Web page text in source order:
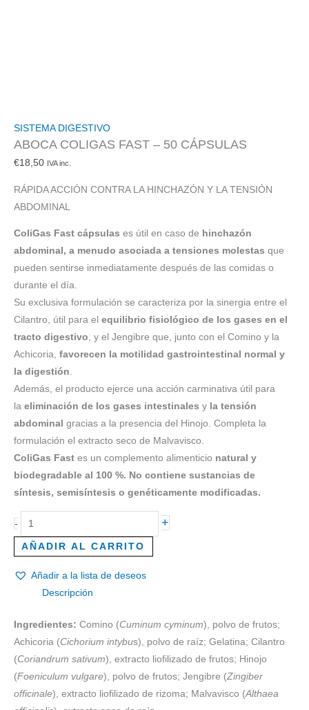
SISTEMA DIGESTIVO
ABOCA COLIGAS FAST – 50 CÁPSULAS
€18,50 IVA inc.
RÁPIDA ACCIÓN CONTRA LA HINCHAZÓN Y LA TENSIÓN
ABDOMINAL
ColiGas Fast cápsulas es útil en caso de hinchazón
abdominal, a menudo asociada a tensiones molestas que
pueden sentirse inmediatamente después de las comidas o
durante el día.
Su exclusiva formulación se caracteriza por la sinergia entre el
Cilantro, útil para el equilibrio fisiológico de los gases en el
tracto digestivo, y el Jengibre que, junto con el Comino y la
Achicoria, favorecen la motilidad gastrointestinal normal y
la digestión.
Además, el producto ejerce una acción carminativa útil para
la eliminación de los gases intestinales y la tensión
abdominal gracias a la presencia del Hinojo. Completa la
formulación el extracto seco de Malvavisco.
ColiGas Fast es un complemento alimenticio natural y
biodegradable al 100 %. No contiene sustancias de
síntesis, semisíntesis o genéticamente modificadas.
- +
AÑADIR AL CARRITO
Añadir a la lista de deseos
Descripción
Ingredientes: Comino (Cuminum cyminum), polvo de frutos;
Achicoria (Cichorium intybus), polvo de raíz; Gelatina; Cilantro
(Coriandrum sativum), extracto liofilizado de frutos; Hinojo
(Foeniculum vulgare), polvo de frutos; Jengibre (Zingiber
officinale), extracto liofilizado de rizoma; Malvavisco (Althaea